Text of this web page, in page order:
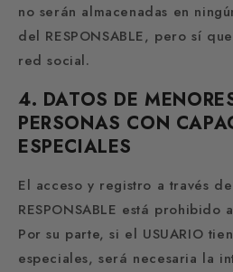
no serán almacenadas en
del RESPONSABLE, pero sí
red social.
4. DATOS DE
PERSONAS CON
ESPECIALES
El acceso y registro a través
RESPONSABLE está prohibido
Por su parte, si el USUARIO
especiales, será necesaria la